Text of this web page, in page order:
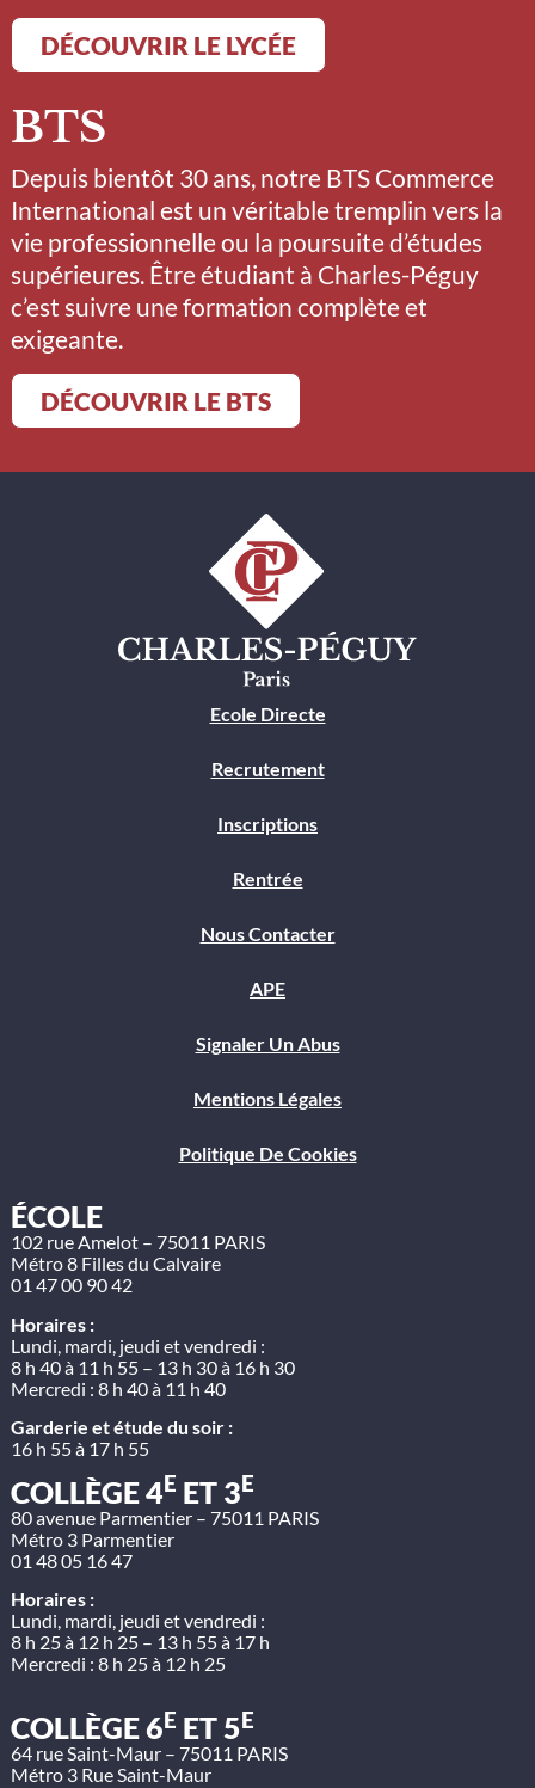
DÉCOUVRIR LE LYCÉE
BTS
Depuis bientôt 30 ans, notre BTS Commerce
International est un véritable tremplin vers la
vie professionnelle ou la poursuite d’études
supérieures. Être étudiant à Charles-Péguy
c’est suivre une formation complète et
exigeante.
DÉCOUVRIR LE BTS
Ecole Directe
Recrutement
Inscriptions
Rentrée
Nous Contacter
APE
Signaler Un Abus
Mentions Légales
Politique De Cookies
ÉCOLE
102 rue Amelot – 75011 PARIS
Métro 8 Filles du Calvaire
01 47 00 90 42
Horaires :
Lundi, mardi, jeudi et vendredi :
8 h 40 à 11 h 55 – 13 h 30 à 16 h 30
Mercredi : 8 h 40 à 11 h 40
Garderie et étude du soir :
16 h 55 à 17 h 55
COLLÈGE 4E ET 3E
80 avenue Parmentier – 75011 PARIS
Métro 3 Parmentier
01 48 05 16 47
Horaires :
Lundi, mardi, jeudi et vendredi :
8 h 25 à 12 h 25 – 13 h 55 à 17 h
Mercredi : 8 h 25 à 12 h 25
COLLÈGE 6E ET 5E
64 rue Saint-Maur – 75011 PARIS
Métro 3 Rue Saint-Maur